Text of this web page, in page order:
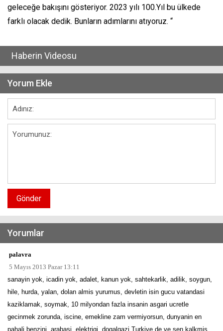
geleceğe bakışını gösteriyor. 2023 yılı 100.Yıl bu ülkede
farklı olacak dedik. Bunların adımlarını atıyoruz. “
Haberin Videosu
Yorum Ekle
Gönder
Yorumlar
palavra
5 Mayıs 2013 Pazar 13:11
sanayin yok, icadin yok, adalet, kanun yok, sahtekarlik, adilik, soygun,
hile, hurda, yalan, dolan almis yurumus, devletin isin gucu vatandasi
kaziklamak, soymak, 10 milyondan fazla insanin asgari ucretle
gecinmek zorunda, iscine, emekline zam vermiyorsun, dunyanin en
pahali benzini, arabasi, elektrigi, dogalgazi Turkiye de ve sen kalkmis